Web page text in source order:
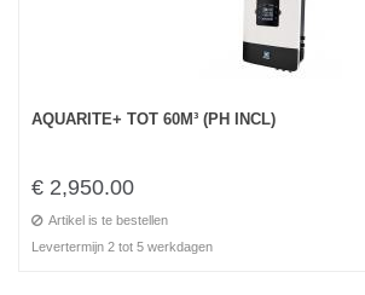
AQUARITE+ TOT 60M³ (PH INCL)
€ 2,950.00
Artikel is te bestellen
Levertermijn 2 tot 5 werkdagen